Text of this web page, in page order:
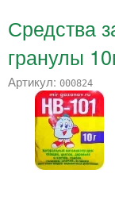
Средства
гранулы
Артикул: 000824